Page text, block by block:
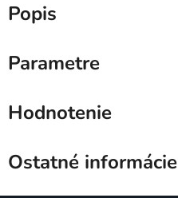
Popis
Parametre
Hodnotenie
Ostatné informácie